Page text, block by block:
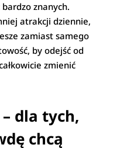
znanych.
atrakcji dziennie,
zamiast samego
by odejść od
zmienić
dla tych,
chcą